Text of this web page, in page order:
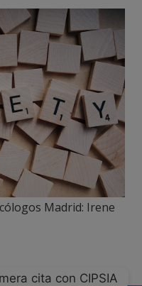
Madrid: Irene
cita con CIPSIA